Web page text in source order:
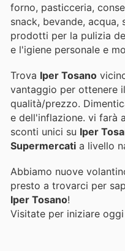
forno, pasticceria,
snack, bevande,
prodotti per la pulizia
e l'igiene personale e
Trova Iper Tosano
vantaggio per ottenere
qualità/prezzo.
e dell'inflazione. vi farà
sconti unici su Iper
Supermercati a livello
Abbiamo nuove
presto a trovarci per
Iper Tosano!
Visitate per iniziare